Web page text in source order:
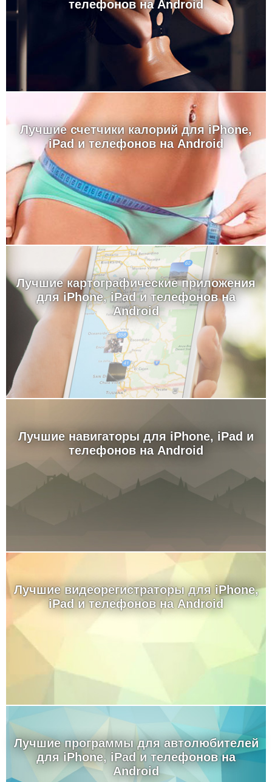
телефонов на Android
Лучшие счетчики калорий для iPhone,
iPad и телефонов на Android
Лучшие картографические приложения
для iPhone, iPad и телефонов на
Android
Лучшие навигаторы для iPhone, iPad и
телефонов на Android
Лучшие видеорегистраторы для iPhone,
iPad и телефонов на Android
Лучшие программы для автолюбителей
для iPhone, iPad и телефонов на
Android